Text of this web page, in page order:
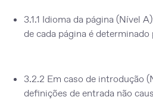
3.1.1 Idioma da página (Nível
de cada página é
3.2.2 Em caso de introdução
definições de entrada não